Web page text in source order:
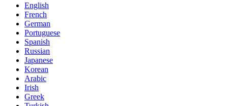
English
French
German
Portuguese
Spanish
Russian
Japanese
Korean
Arabic
Irish
Greek